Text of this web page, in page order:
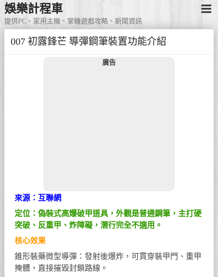
娛樂計程車
提供PC、家用主機、掌機遊戲攻略、新聞資訊
007 初露鋒芒 導彈鋼筆裝置功能介紹
廣告
來源：互聯網
定位：偽裝式高爆破甲道具，外觀是普通鋼筆，主打硬
突破、反重甲、炸障礙，潛行完全不適用。
核心效果
錐形裝藥微型導彈：發射後爆炸，可貫穿裝甲門、重甲
掩體，直接摧毀封鎖路線。